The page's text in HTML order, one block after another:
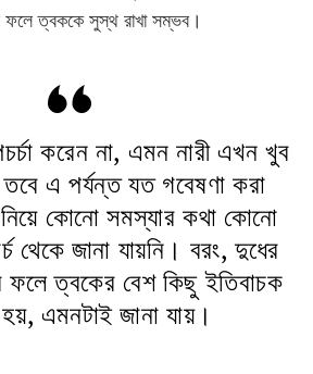
ত্বককে সুস্থ রাখা সম্ভব।
করেন না, এমন নারী এখন খুব
এ পর্যন্ত যত গবেষণা করা
কোনো সমস্যার কথা কোনো
থেকে জানা যায়নি। বরং, দুধের
ফলে ত্বকের বেশ কিছু ইতিবাচক
হয়, এমনটাই জানা যায়।